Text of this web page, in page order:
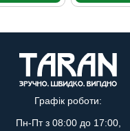
Графік роботи:
Пн-Пт з 08:00 до 17:00,